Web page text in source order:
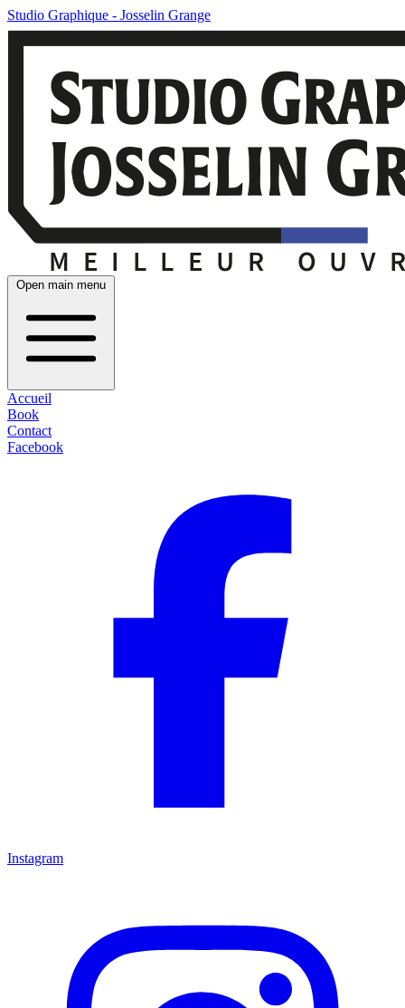
Studio Graphique - Josselin Grange
Open main menu
Accueil
Book
Contact
Facebook
Instagram